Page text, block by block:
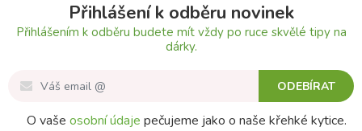
Přihlášení k odběru novinek
Přihlášením k odběru budete mít vždy po ruce skvělé tipy na
dárky.
ODEBÍRAT
O vaše osobní údaje pečujeme jako o naše křehké kytice.